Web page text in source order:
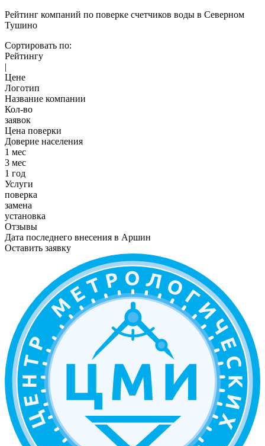
Рейтинг компаний по поверке счетчиков воды в Северном
Тушино
Сортировать по:
Рейтингу
|
Цене
Логотип
Название компании
Кол-во
заявок
Цена поверки
Доверие населения
1 мес
3 мес
1 год
Услуги
поверка
замена
установка
Отзывы
Дата последнего внесения в Аршин
Оставить заявку